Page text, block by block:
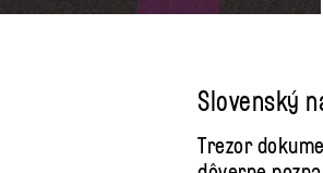
Slovenský
Trezor